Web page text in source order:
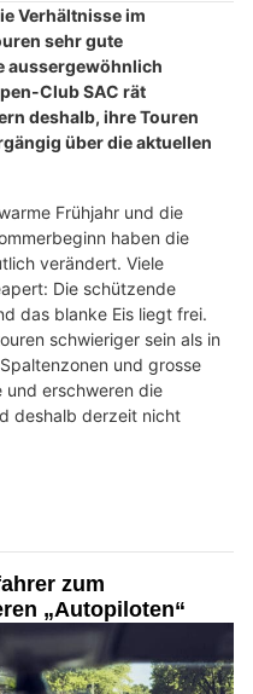
Verhältnisse im
sehr gute
aussergewöhnlich
Club SAC rät
deshalb, ihre Touren
über die aktuellen
Frühjahr und die
haben die
verändert. Viele
Die schützende
das blanke Eis liegt frei.
schwieriger sein als in
und grosse
und erschweren die
deshalb derzeit nicht
zum
„Autopiloten“